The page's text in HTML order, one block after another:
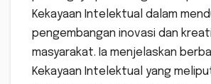
Kekayaan Intelektual dalam
pengembangan inovasi dan
masyarakat. Ia menjelaskan
Kekayaan Intelektual yang